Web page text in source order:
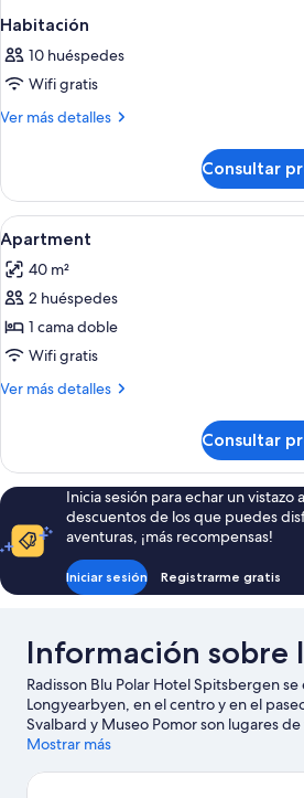
Habitación
10 huéspedes
Wifi gratis
Ver más detalles
Más
Consultar
Abrir
todas
las
fotos
de
Apartment
6
Apartment
40 m²
2 huéspedes
1 cama doble
Wifi gratis
Ver más detalles
Más
Consultar
Inicia sesión para echar un vistazo
descuentos de los que puedes
aventuras, ¡más recompensas!
Iniciar sesión Registrarme gratis
Información sobre
Radisson Blu Polar Hotel Spitsbergen
Longyearbyen, en el centro y en el
Svalbard y Museo Pomor son lugares
aficionados a la cultura; añádelos a tu
Svalbard y Iglesia de Svalbard. Al estar
Mostrar más